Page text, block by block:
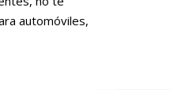
automóviles,